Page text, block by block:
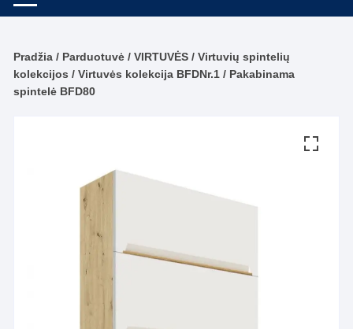
Pradžia / Parduotuvė /VIRTUVĖS /Virtuvių spintelių
kolekcijos /Virtuvės kolekcija BFDNr.1 / Pakabinama
spintelė BFD80